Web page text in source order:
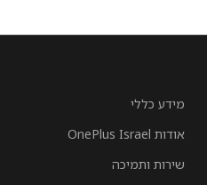
מידע כללי
אודות OnePlus Israel
שירות ותמיכה